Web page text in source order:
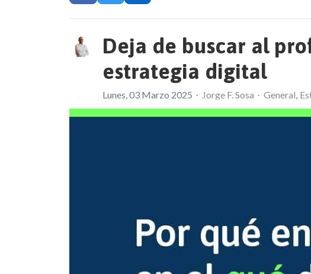
Deja de buscar al
estrategia digital
Lunes, 03 Marzo 2025 Jorge F. Sosa General